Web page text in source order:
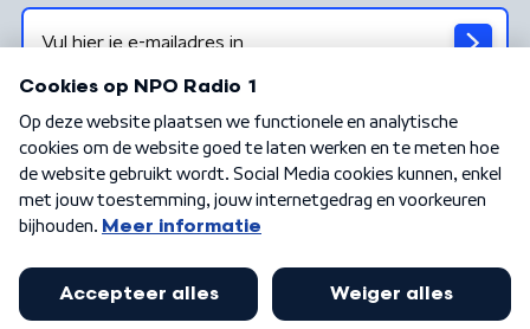
Algemene voorwaarden Privacybeleid